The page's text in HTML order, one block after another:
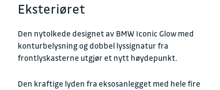
Eksteriøret
Den nytolkede designet av BMW Iconic Glow med
konturbelysning og dobbel lyssignatur fra
frontlyskasterne utgjør et nytt høydepunkt.
Den kraftige lyden fra eksosanlegget med hele fire